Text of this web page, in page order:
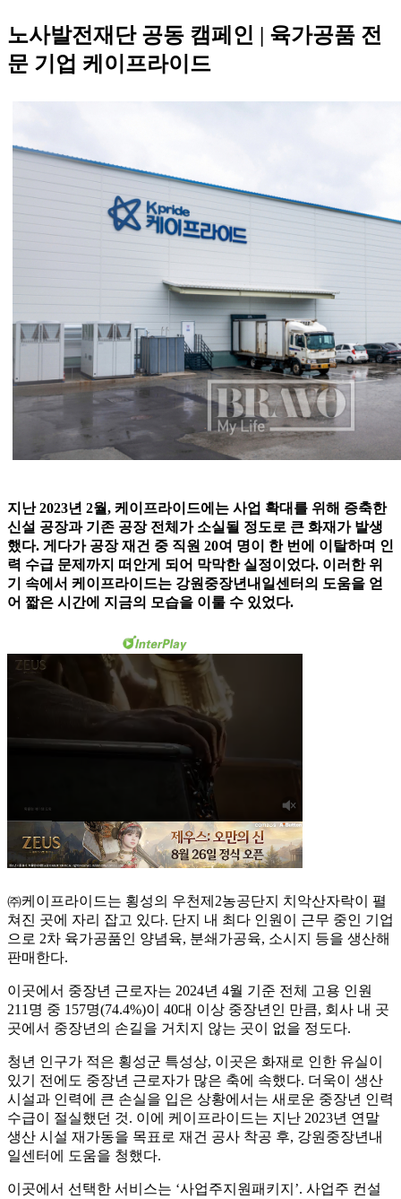
노사발전재단 공동 캠페인 | 육가공품 전
문 기업 케이프라이드
지난 2023년 2월, 케이프라이드에는 사업 확대를 위해 증축한
신설 공장과 기존 공장 전체가 소실될 정도로 큰 화재가 발생
했다. 게다가 공장 재건 중 직원 20여 명이 한 번에 이탈하며 인
력 수급 문제까지 떠안게 되어 막막한 실정이었다. 이러한 위
기 속에서 케이프라이드는 강원중장년내일센터의 도움을 얻
어 짧은 시간에 지금의 모습을 이룰 수 있었다.
㈜케이프라이드는 횡성의 우천제2농공단지 치악산자락이 펼
쳐진 곳에 자리 잡고 있다. 단지 내 최다 인원이 근무 중인 기업
으로 2차 육가공품인 양념육, 분쇄가공육, 소시지 등을 생산해
판매한다.
이곳에서 중장년 근로자는 2024년 4월 기준 전체 고용 인원
211명 중 157명(74.4%)이 40대 이상 중장년인 만큼, 회사 내 곳
곳에서 중장년의 손길을 거치지 않는 곳이 없을 정도다.
청년 인구가 적은 횡성군 특성상, 이곳은 화재로 인한 유실이
있기 전에도 중장년 근로자가 많은 축에 속했다. 더욱이 생산
시설과 인력에 큰 손실을 입은 상황에서는 새로운 중장년 인력
수급이 절실했던 것. 이에 케이프라이드는 지난 2023년 연말
생산 시설 재가동을 목표로 재건 공사 착공 후, 강원중장년내
일센터에 도움을 청했다.
이곳에서 선택한 서비스는 ‘사업주지원패키지’. 사업주 컨설